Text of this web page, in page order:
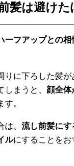
髪は避けた
ーフアップとの相
りに下ろした髪
しまうと、 顔全体
。
、 流し前髪に
ルにすることをお